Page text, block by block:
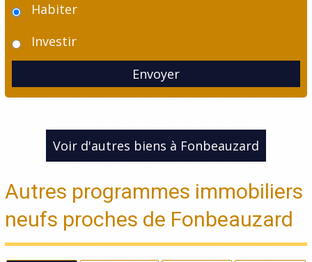
Habiter
Investir
Envoyer
Voir d'autres biens à Fonbeauzard
Autres programmes immobiliers
neufs proches de Fonbeauzard